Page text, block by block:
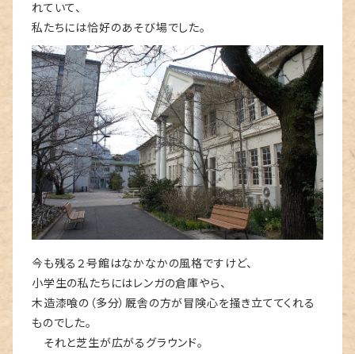
れていて、
私たちには恰好のあそび場でした。
今も残る２号館はなかなかの風格ですけど、
小学生の私たちにはレンガの倉庫やら、
木造漆喰の（多分）厩舎の方が冒険心を掻き立ててくれる
ものでした。
それと芝生が広がるグラウンド。